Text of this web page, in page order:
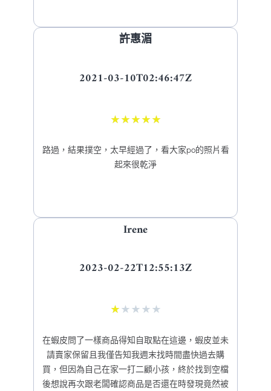
許惠湄
2021-03-10T02:46:47Z
★★★★★
路過，結果撲空，太早經過了，看大家po的照片看
起來很乾淨
Irene
2023-02-22T12:55:13Z
★ ★ ★ ★ ★
在蝦皮問了一樣商品得知自取點在這邊，蝦皮並未
請賣家保留且我僅告知我週末找時間盡快過去購
買，但因為自己在家一打二顧小孩，終於找到空檔
後想說再次跟老闆確認商品是否還在時發現竟然被